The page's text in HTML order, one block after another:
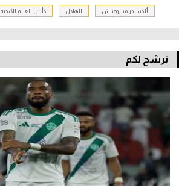
ألكسندر ميتروفيتش الهلال كأس العالم للأندية
نرشح لكم